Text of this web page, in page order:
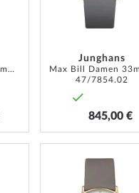
Max Bill Damen 33mm 5ATM
Junghans
47/7854.02
845,00 €